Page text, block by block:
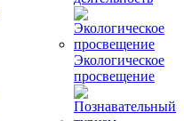
Экологическое
просвещение